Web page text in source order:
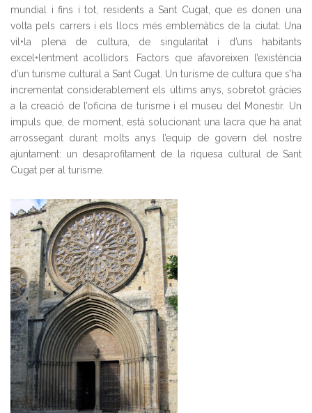
mundial i fins i tot, residents a Sant Cugat, que es donen una
volta pels carrers i els llocs més emblemàtics de la ciutat. Una
vil•la plena de cultura, de singularitat i d’uns habitants
excel•lentment acollidors. Factors que afavoreixen l’existència
d’un turisme cultural a Sant Cugat. Un turisme de cultura que s’ha
incrementat considerablement els últims anys, sobretot gràcies
a la creació de l’oficina de turisme i el museu del Monestir. Un
impuls que, de moment, està solucionant una lacra que ha anat
arrossegant durant molts anys l’equip de govern del nostre
ajuntament: un desaprofitament de la riquesa cultural de Sant
Cugat per al turisme.